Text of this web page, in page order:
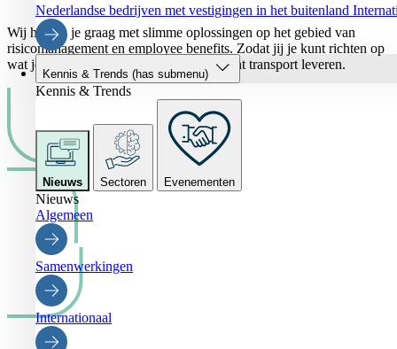
Nederlandse bedrijven met vestigingen in het buitenland
Kennis & Trends (has submenu)
Kennis & Trends
Nieuws Sectoren Evenementen
Nieuws
Algemeen
Samenwerkingen
Internationaal
Wij helpen je graag met slimme oplossingen op het gebied van
risicomanagement en employee benefits. Zodat jij je kunt richten op
wat je het liefst doet: zorgeloos en efficiënt transport leveren.